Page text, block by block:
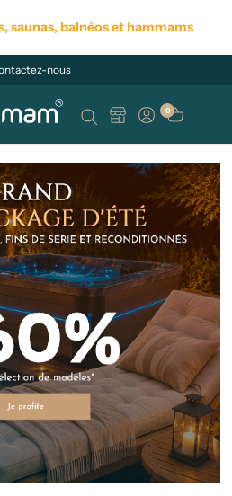
saunas, balnéos et hammams
nous
0